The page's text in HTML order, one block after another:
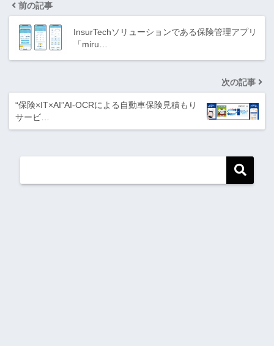
前の記事
InsurTechソリューションである保険管理アプリ
「miru…
次の記事
“保険×IT×AI”AI-OCRによる自動車保険見積もり
サービ…